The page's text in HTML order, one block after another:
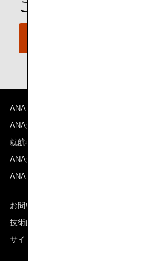
ご予約の準備は整い
ANAについて
ANAからのお知らせ
就航都市
ANAがお約束する体験
ANAマイレージクラブ
お問い合わせ
技術的なお問い合わせ（推奨環境）
サイトマップ